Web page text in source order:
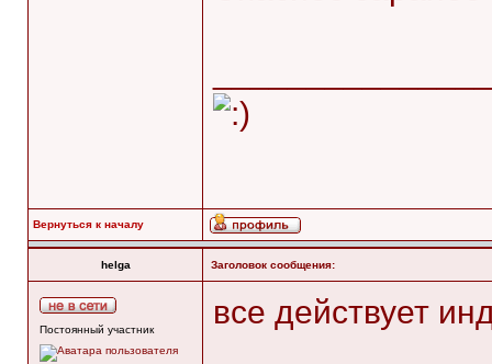
Вернуться к началу
helga Заголовок сообщения:
Постоянный участник все действует